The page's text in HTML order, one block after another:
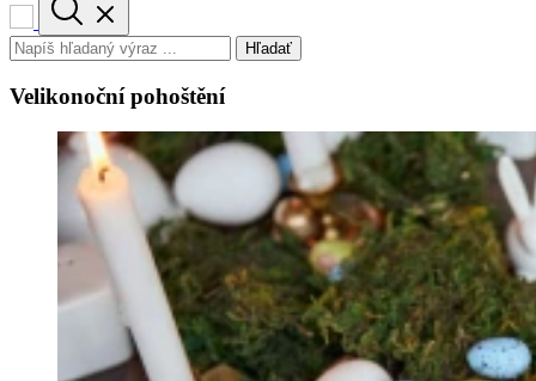
Hľadať
Velikonoční pohoštění